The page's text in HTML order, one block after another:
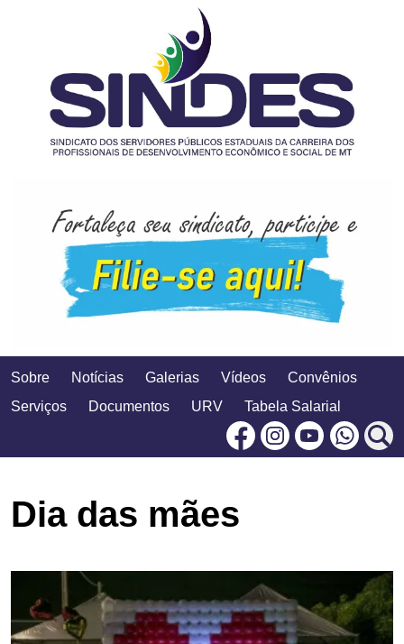
Sobre Notícias Galerias Vídeos
Convênios
Serviços
Documentos URV
Tabela Salarial
FacebookInstagram
Dia das mães